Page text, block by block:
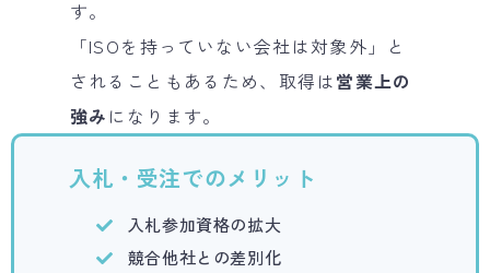
す。
「ISOを持っていない会社は対象外」と
されることもあるため、取得は営業上の
強み になります。
入札・受注でのメリット
入札参加資格の拡大
競合他社との差別化